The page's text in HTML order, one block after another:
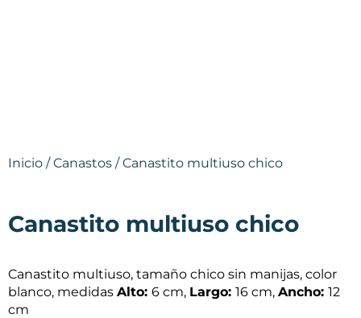
Inicio /Canastos / Canastito multiuso chico
Canastito multiuso chico
Canastito multiuso, tamaño chico sin manijas, color
blanco, medidas Alto: 6 cm, Largo: 16 cm, Ancho: 12
cm